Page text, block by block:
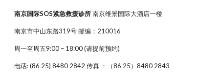
南京国际SOS紧急救援诊所南京维景国际大酒店一楼
南京市中山东路319号 邮编：210016
周一至周五9:00 – 18:00 (请提前预约)
电话: (86 25) 8480 2842 传真 ：（86 25）8480 2843